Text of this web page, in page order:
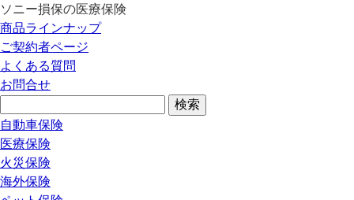
ソニー損保の医療保険
商品ラインナップ
ご契約者ページ
よくある質問
お問合せ
自動車保険
医療保険
火災保険
海外保険
医療保険トップ
SUREの特長
保障内容
おすすめ加入例
保険選びガイド
よくある質問
医療保険トップ
SUREの特長